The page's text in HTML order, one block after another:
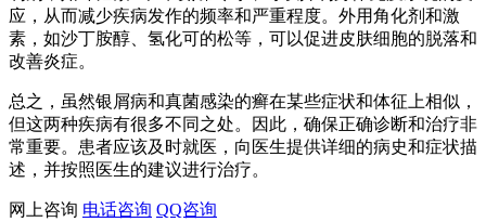
应，从而减少疾病发作的频率和严重程度。外用角化剂和激
素，如沙丁胺醇、氢化可的松等，可以促进皮肤细胞的脱落和
改善炎症。
总之，虽然银屑病和真菌感染的癣在某些症状和体征上相似，
但这两种疾病有很多不同之处。因此，确保正确诊断和治疗非
常重要。患者应该及时就医，向医生提供详细的病史和症状描
述，并按照医生的建议进行治疗。
网上咨询 电话咨询 QQ咨询